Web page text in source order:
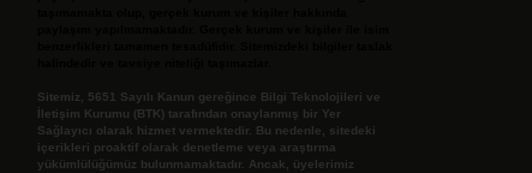
Sitemiz, 5651 Sayılı Kanun gereğince Bilgi Teknolojileri ve
İletişim Kurumu (BTK) tarafından onaylanmış bir Yer
Sağlayıcı olarak hizmet vermektedir. Bu nedenle, sitedeki
içerikleri proaktif olarak denetleme veya araştırma
yükümlülüğümüz bulunmamaktadır. Ancak, üyelerimiz